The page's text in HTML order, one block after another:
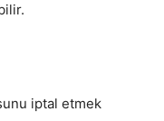
iptal etmek